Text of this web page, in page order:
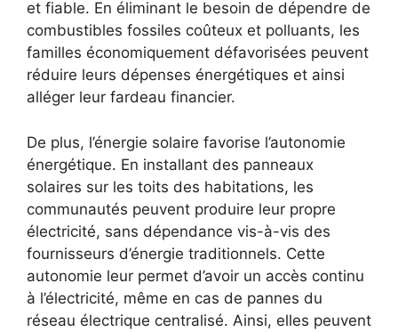
et fiable. En éliminant le besoin de dépendre de
combustibles fossiles coûteux et polluants, les
familles économiquement défavorisées peuvent
réduire​ leurs dépenses énergétiques et ​ainsi
alléger leur fardeau financier.
De plus, l’énergie solaire favorise l’autonomie
énergétique. En installant des‌ panneaux
solaires sur les toits des habitations, les‌
communautés ​peuvent produire leur propre
électricité, sans dépendance vis-à-vis des⁣
fournisseurs d’énergie traditionnels. Cette
autonomie leur permet d’avoir un accès continu‍
à ⁢l’électricité, ‍même en cas de pannes⁣ du
réseau électrique centralisé. Ainsi, ‌elles peuvent